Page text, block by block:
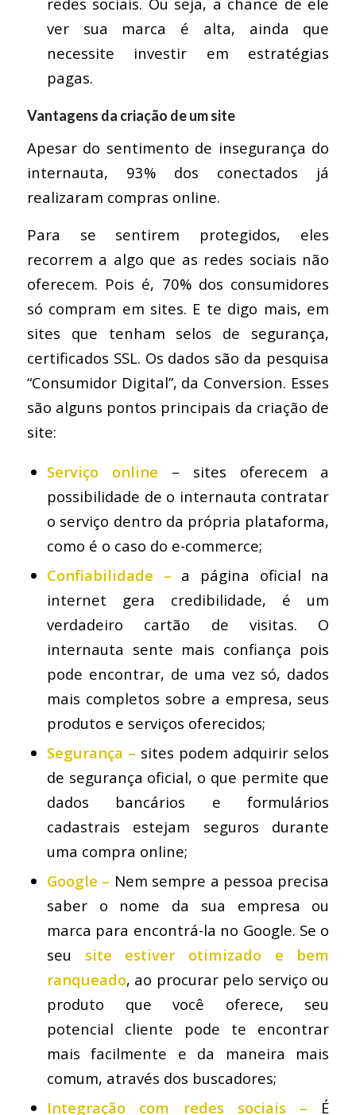
ver sua marca é alta, ainda que
necessite investir em estratégias
pagas.
Vantagens da criação de um site
Apesar do sentimento de insegurança do
internauta, 93% dos conectados já
realizaram compras online.
Para se sentirem protegidos, eles
recorrem a algo que as redes sociais não
oferecem. Pois é, 70% dos consumidores
só compram em sites. E te digo mais, em
sites que tenham selos de segurança,
certificados SSL. Os dados são da pesquisa
“Consumidor Digital”, da Conversion. Esses
são alguns pontos principais da criação de
site:
Serviço online – sites oferecem a
possibilidade de o internauta contratar
o serviço dentro da própria plataforma,
como é o caso do e-commerce;
Confiabilidade – a página oficial na
internet gera credibilidade, é um
verdadeiro cartão de visitas. O
internauta sente mais confiança pois
pode encontrar, de uma vez só, dados
mais completos sobre a empresa, seus
produtos e serviços oferecidos;
Segurança – sites podem adquirir selos
de segurança oficial, o que permite que
dados bancários e formulários
cadastrais estejam seguros durante
uma compra online;
Google – Nem sempre a pessoa precisa
saber o nome da sua empresa ou
marca para encontrá-la no Google. Se o
seu site estiver
otimizado e bem
ranqueado, ao procurar pelo serviço ou
produto que você oferece, seu
potencial cliente pode te encontrar
mais facilmente e da maneira mais
comum, através dos buscadores;
Integração com redes sociais – É